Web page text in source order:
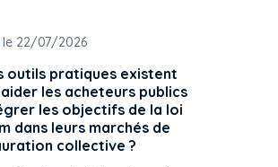
le 22/07/2026
outils pratiques existent
les acheteurs publics
les objectifs de la loi
dans leurs marchés de
collective ?